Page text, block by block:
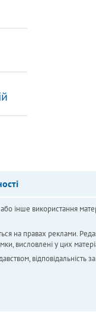
інше використання
на правах реклами.
висловлені у цих
відповідальність